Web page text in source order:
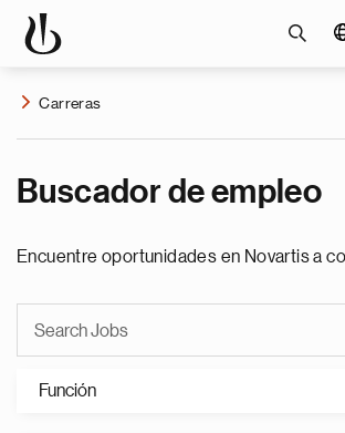
Carreras
Buscador de empleo
Encuentre oportunidades en Novartis a
Función